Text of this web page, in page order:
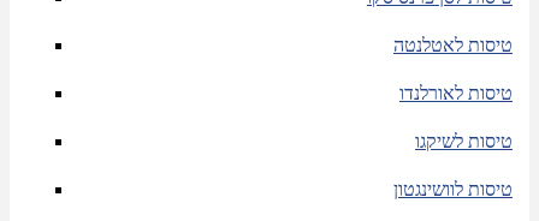
טיסות לאטלנטה
טיסות לאורלנדו
טיסות לשיקגו
טיסות לוושינגטון